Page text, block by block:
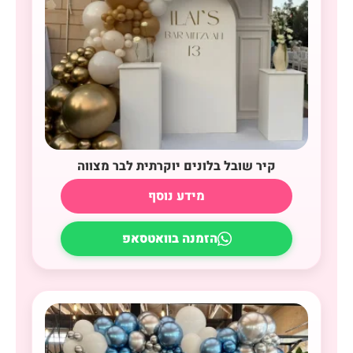
קיר שובל בלונים יוקרתית לבר מצווה
מידע נוסף
הזמנה בוואטסאפ